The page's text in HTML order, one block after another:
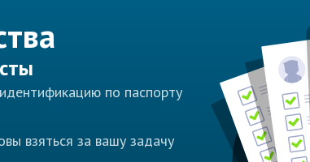
по паспорту
взяться за вашу задачу